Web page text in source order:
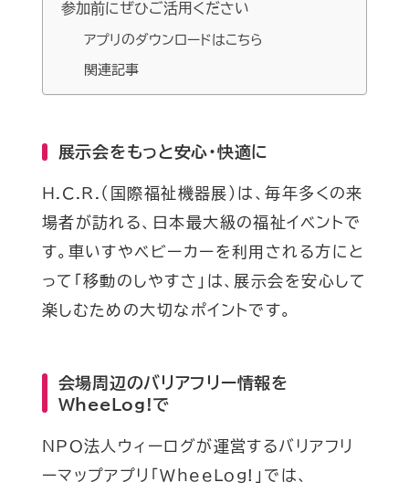
参加前にぜひご活用ください
アプリのダウンロードはこちら
関連記事
展示会をもっと安心・快適に
H.C.R.（国際福祉機器展）は、毎年多くの来
場者が訪れる、日本最大級の福祉イベントで
す。車いすやベビーカーを利用される方にと
って「移動のしやすさ」は、展示会を安心して
楽しむための大切なポイントです。
会場周辺のバリアフリー情報を
WheeLog!で
NPO法人ウィーログが運営するバリアフリ
ーマップアプリ「WheeLog!」では、